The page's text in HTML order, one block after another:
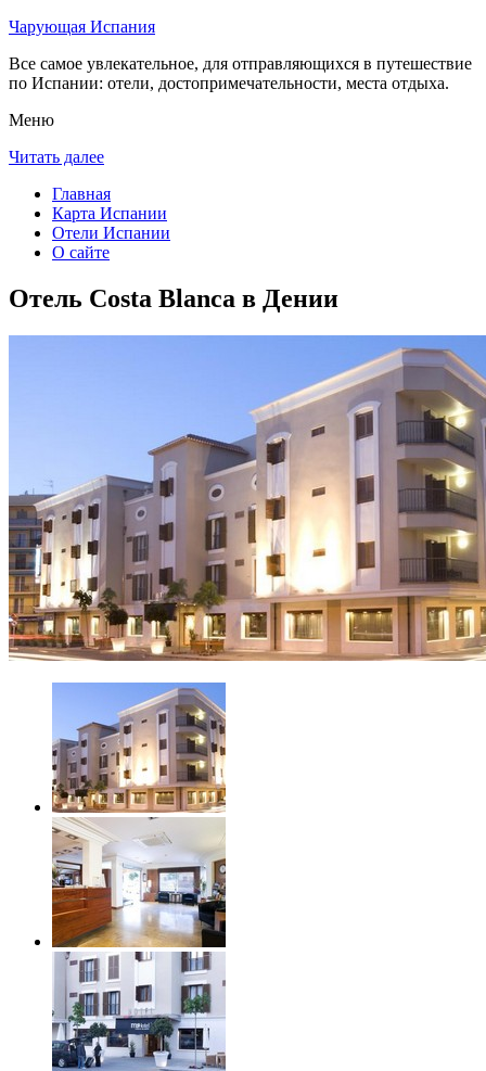
Чарующая Испания
Все самое увлекательное, для отправляющихся в путешествие
по Испании: отели, достопримечательности, места отдыха.
Меню
Читать далее
Главная
Карта Испании
Отели Испании
О сайте
Отель Costa Blanca в Дении